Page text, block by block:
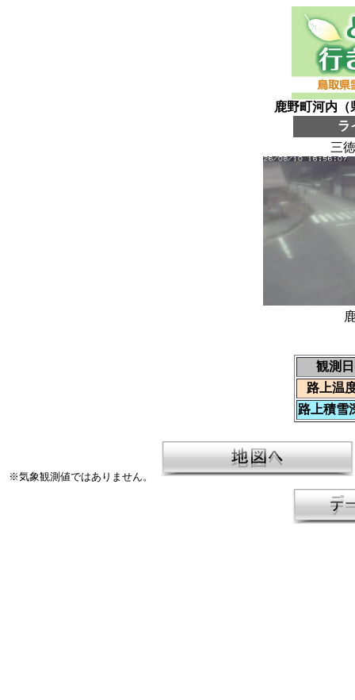
鹿野町河内（
ラ
三
観測
路上温
路上積雪
※気象観測値ではありません。